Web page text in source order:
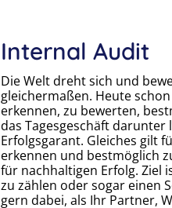
Internal Audit
Die Welt dreht sich und
gleichermaßen. Heute
erkennen, zu bewerten,
das Tagesgeschäft
Erfolgsgarant. Gleiches gilt
erkennen und bestmöglich
für nachhaltigen Erfolg. Ziel
zu zählen oder sogar einen
gern dabei, als Ihr Partner,